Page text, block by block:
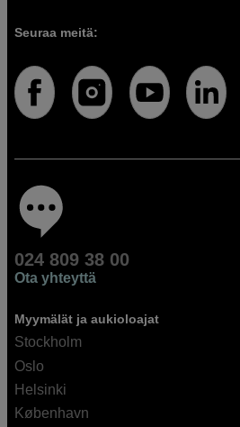
Seuraa meitä:
024 809 38 00
Ota yhteyttä
Myymälät ja aukioloajat
Stockholm
Oslo
Helsinki
København